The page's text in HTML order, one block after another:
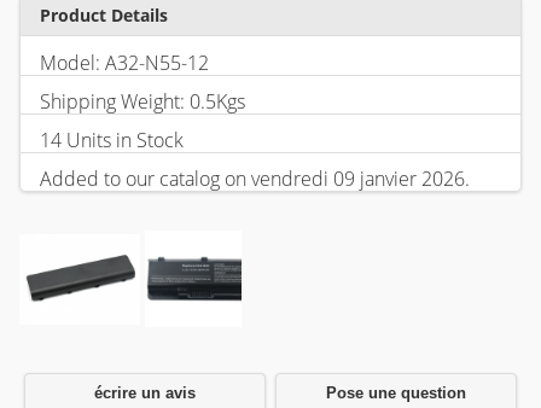
Product Details
Model: A32-N55-12
Shipping Weight: 0.5Kgs
14 Units in Stock
Added to our catalog on vendredi 09 janvier 2026.
écrire un avis Pose une question